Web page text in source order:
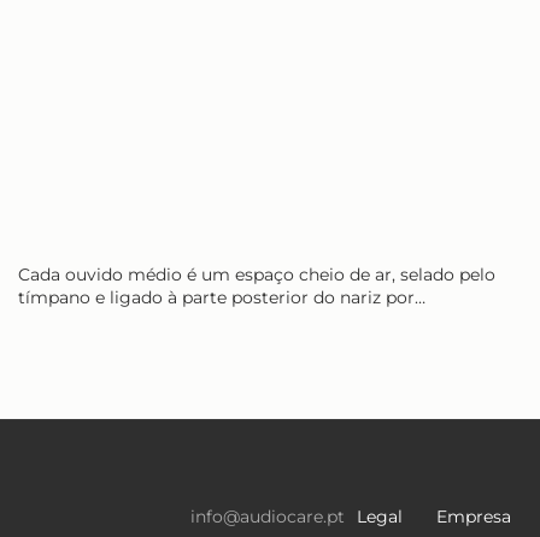
Cada ouvido médio é um espaço cheio de ar, selado pelo
tímpano e ligado à parte posterior do nariz por…
info@audiocare.pt
Legal Empresa